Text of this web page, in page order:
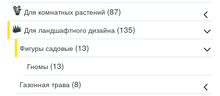
Для комнатных растений (87)
Для ландшафтного дизайна (135)
Фигуры садовые (13)
Гномы (13)
Газонная трава (8)